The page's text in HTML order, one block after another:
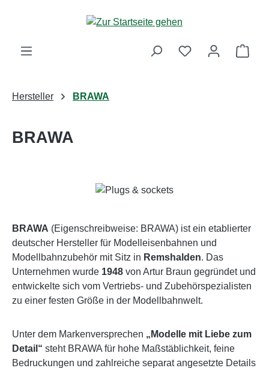
Zum Hauptinhalt springen
Hersteller BRAWA
BRAWA
BRAWA (Eigenschreibweise: BRAWA) ist ein etablierter
deutscher Hersteller für Modelleisenbahnen und
Modellbahnzubehör mit Sitz in Remshalden. Das
Unternehmen wurde 1948 von Artur Braun gegründet und
entwickelte sich vom Vertriebs- und Zubehörspezialisten
zu einer festen Größe in der Modellbahnwelt.
Unter dem Markenversprechen „Modelle mit Liebe zum
Detail“ steht BRAWA für hohe Maßstäblichkeit, feine
Bedruckungen und zahlreiche separat angesetzte Details